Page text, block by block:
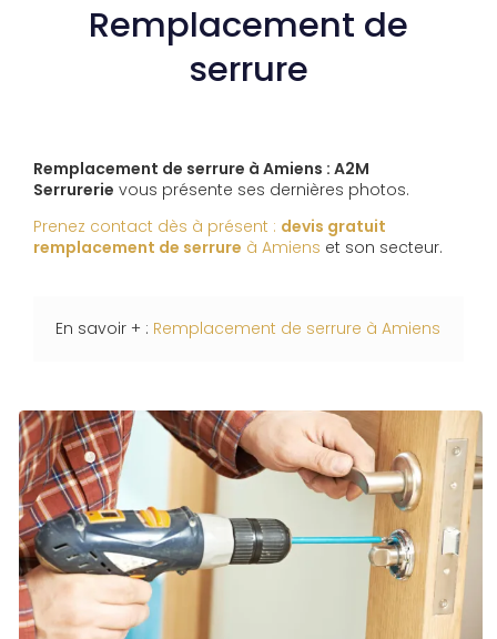
Remplacement de
serrure
Remplacement de serrure à Amiens : A2M
Serrurerie vous présente ses dernières photos.
Prenez contact dès à présent : devis gratuit
remplacement de serrure à Amiens et son secteur.
En savoir + : Remplacement de serrure à Amiens